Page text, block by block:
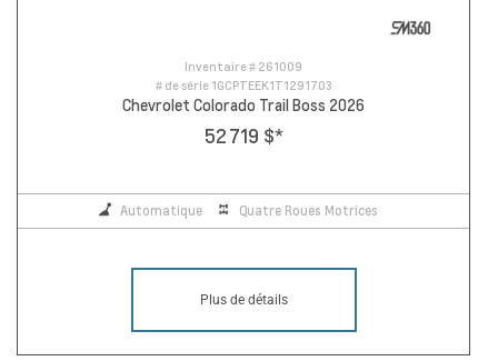
Inventaire # 261009
# de série 1GCPTEEK1T1291703
Chevrolet Colorado Trail Boss 2026
52 719 $*
Automatique Quatre Roues Motrices
Plus de détails